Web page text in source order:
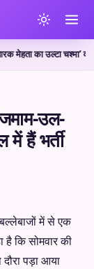
का उल्टा चश्मा’ वाले
उल-
में हैं भर्ती
में से एक
है कि सोमवार की
पड़ा आया